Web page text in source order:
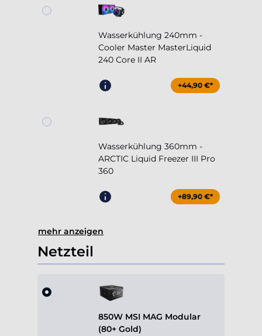
Wasserkühlung 240mm -
Cooler Master MasterLiquid
240 Core II AR
+44,90 €*
Wasserkühlung 360mm -
ARCTIC Liquid Freezer III Pro
360
+89,90 €*
mehr anzeigen
Netzteil
850W MSI MAG Modular
(80+ Gold)